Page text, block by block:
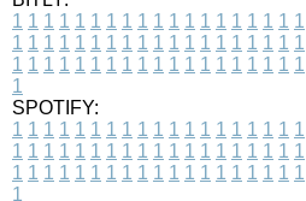
1 1 1 1 1 1 1 1 1 1 1 1 1 1 1 1 1 1 1
1 1 1 1 1 1 1 1 1 1 1 1 1 1 1 1 1 1 1
1 1 1 1 1 1 1 1 1 1 1 1 1 1 1 1 1 1 1
1
SPOTIFY:
1 1 1 1 1 1 1 1 1 1 1 1 1 1 1 1 1 1 1
1 1 1 1 1 1 1 1 1 1 1 1 1 1 1 1 1 1 1
1 1 1 1 1 1 1 1 1 1 1 1 1 1 1 1 1 1 1
1